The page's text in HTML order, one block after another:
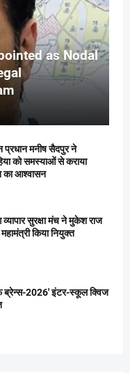
as Nodal
प्रधान मनीष सैदपुर ने
को समस्याओं से कराया
का आश्वासन
सुरक्षा मंच ने मुकेश राज
किया नियुक्त
ब्रेन्स-2026' इंटर-स्कूल क्विज